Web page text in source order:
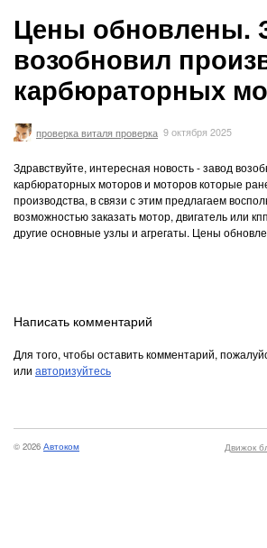
Цены обновлены.
возобновил
карбюраторных
проверка виталя проверка 9 октября 2025
Здравствуйте, интересная новость - завод
карбюраторных моторов и моторов которые
производства, в связи с этим предлагаем
возможностью заказать мотор, двигатель или
другие основные узлы и агрегаты. Цены
Написать комментарий
Для того, чтобы оставить комментарий,
или авторизуйтесь
Движок
© 2026 Автоком